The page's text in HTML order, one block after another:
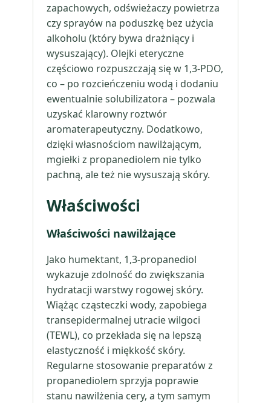
zapachowych, odświeżaczy powietrza
czy sprayów na poduszkę bez użycia
alkoholu (który bywa drażniący i
wysuszający). Olejki eteryczne
częściowo rozpuszczają się w 1,3-PDO,
co – po rozcieńczeniu wodą i dodaniu
ewentualnie solubilizatora – pozwala
uzyskać klarowny roztwór
aromaterapeutyczny. Dodatkowo,
dzięki własnościom nawilżającym,
mgiełki z propanediolem nie tylko
pachną, ale też nie wysuszają skóry.
Właściwości
Właściwości nawilżające
Jako humektant, 1,3-propanediol
wykazuje zdolność do zwiększania
hydratacji warstwy rogowej skóry.
Wiążąc cząsteczki wody, zapobiega
transepidermalnej utracie wilgoci
(TEWL), co przekłada się na lepszą
elastyczność i miękkość skóry.
Regularne stosowanie preparatów z
propanediolem sprzyja poprawie
stanu nawilżenia cery, a tym samym